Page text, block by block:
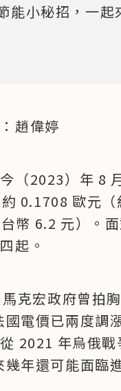
能小秘招，一起
趙偉婷
（2023）年 8
0.1708 歐元
幣 6.2 元）。
起。
克宏政府曾拍
電價已兩度調
2021 年烏俄
年還可能面臨